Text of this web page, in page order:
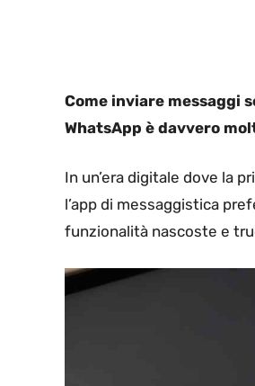
Come inviare messaggi
WhatsApp è davvero
In un’era digitale dove la
l’app di messaggistica
funzionalità nascoste e